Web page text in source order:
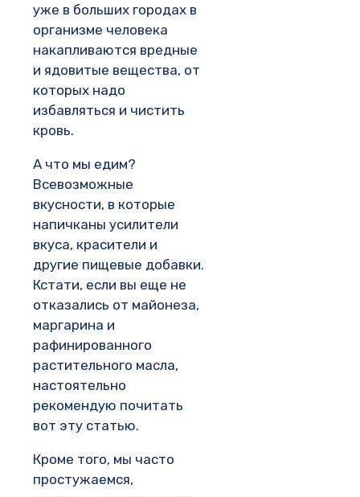
уже в больших городах в
организме человека
накапливаются вредные
и ядовитые вещества, от
которых надо
избавляться и чистить
кровь.
А что мы едим?
Всевозможные
вкусности, в которые
напичканы усилители
вкуса, красители и
другие пищевые добавки.
Кстати, если вы еще не
отказались от майонеза,
маргарина и
рафинированного
растительного масла,
настоятельно
рекомендую почитать
вот эту статью.
Кроме того, мы часто
простужаемся,